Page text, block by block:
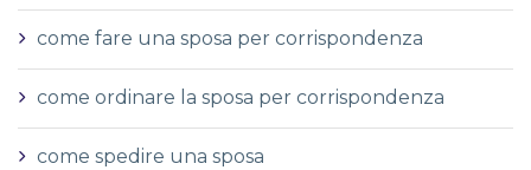
come fare una sposa per corrispondenza
come ordinare la sposa per corrispondenza
come spedire una sposa